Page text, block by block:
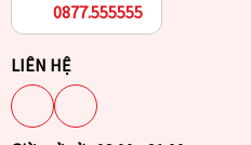
0877.555555
LIÊN HỆ